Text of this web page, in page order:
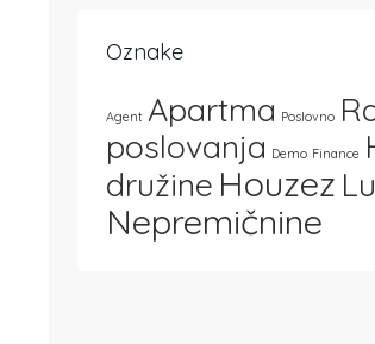
Oznake
Agent Apartma Poslovno
poslovanja Demo Finance
družine Houzez
Nepremičnine